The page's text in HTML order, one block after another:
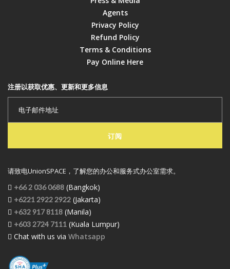
Agents
Privacy Policy
Refund Policy
Terms & Conditions
Pay Online Here
注册以获取优惠、更新和更多信息
订阅
请致电UnionSPACE，了解您的办公和服务式办公室需求。
+66 2 036 0688 (Bangkok)
+6221 2922 2922 (Jakarta)
+632 917 8118 (Manila)
+603 2724 7111 (Kuala Lumpur)
Chat with us via Whatsapp